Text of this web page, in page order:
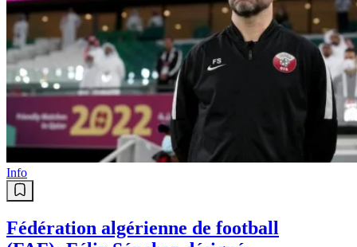
Info
Fédération algérienne de football